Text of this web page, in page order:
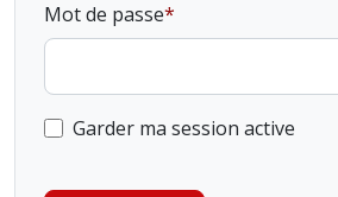
Mot de passe
Garder ma session active